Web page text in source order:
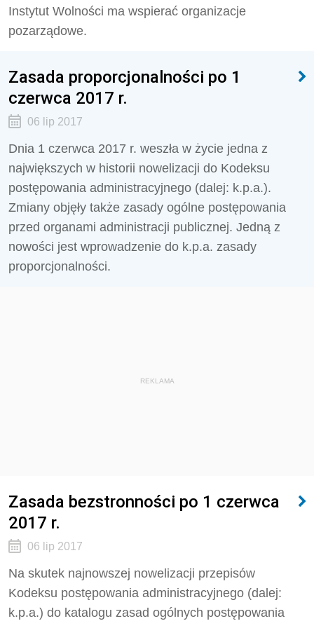
Instytut Wolności ma wspierać organizacje
pozarządowe.
Zasada proporcjonalności po 1
czerwca 2017 r.
06 lip 2017
Dnia 1 czerwca 2017 r. weszła w życie jedna z
największych w historii nowelizacji do Kodeksu
postępowania administracyjnego (dalej: k.p.a.).
Zmiany objęły także zasady ogólne postępowania
przed organami administracji publicznej. Jedną z
nowości jest wprowadzenie do k.p.a. zasady
proporcjonalności.
REKLAMA
Zasada bezstronności po 1 czerwca
2017 r.
06 lip 2017
Na skutek najnowszej nowelizacji przepisów
Kodeksu postępowania administracyjnego (dalej:
k.p.a.) do katalogu zasad ogólnych postępowania